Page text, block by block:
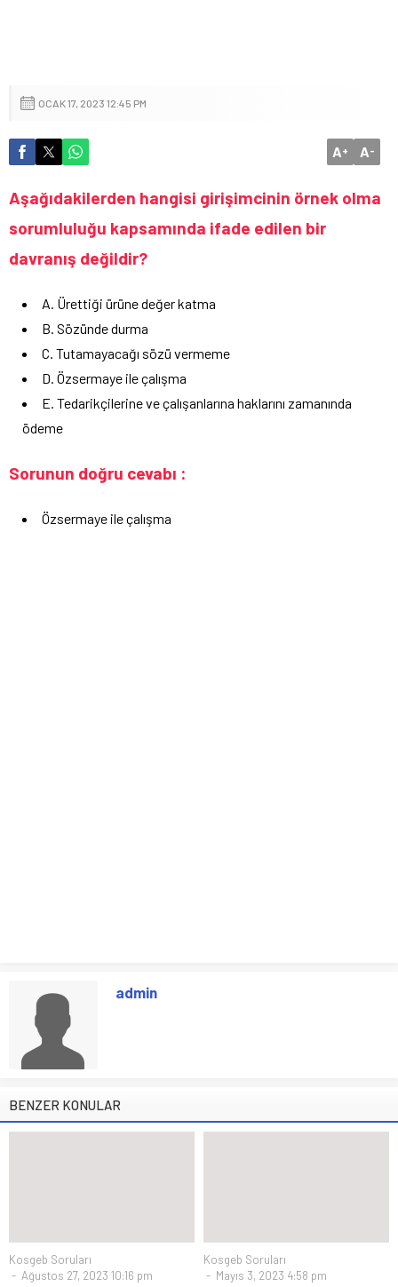
OCAK 17, 2023 12:45 PM
A+ A-
Aşağıdakilerden hangisi girişimcinin örnek olma
sorumluluğu kapsamında ifade edilen bir
davranış değildir?
A. Ürettiği ürüne değer katma
B. Sözünde durma
C. Tutamayacağı sözü vermeme
D. Özsermaye ile çalışma
E. Tedarikçilerine ve çalışanlarına haklarını zamanında
ödeme
Sorunun doğru cevabı :
Özsermaye ile çalışma
admin
BENZER KONULAR
Kosgeb Soruları
Ağustos 27, 2023 10:16 pm
Kosgeb Soruları
Mayıs 3, 2023 4:58 pm